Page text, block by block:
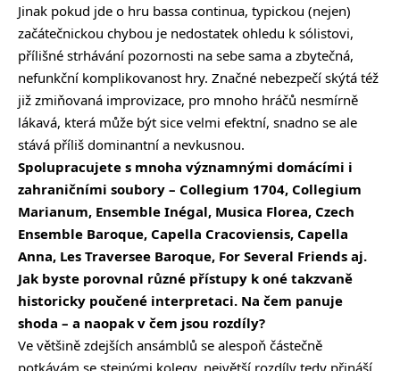
Jinak pokud jde o hru bassa continua, typickou (nejen)
začátečnickou chybou je nedostatek ohledu k sólistovi,
přílišné strhávání pozornosti na sebe sama a zbytečná,
nefunkční komplikovanost hry. Značné nebezpečí skýtá též
již zmiňovaná improvizace, pro mnoho hráčů nesmírně
lákavá, která může být sice velmi efektní, snadno se ale
stává příliš dominantní a nevkusnou.
Spolupracujete s mnoha významnými domácími i
zahraničními soubory – Collegium 1704, Collegium
Marianum, Ensemble Inégal, Musica Florea, Czech
Ensemble Baroque, Capella Cracoviensis, Capella
Anna, Les Traversee Baroque, For Several Friends aj.
Jak byste porovnal různé přístupy k oné takzvaně
historicky poučené interpretaci. Na čem panuje
shoda – a naopak v čem jsou rozdíly?
Ve většině zdejších ansámblů se alespoň částečně
potkávám se stejnými kolegy, největší rozdíly tedy přináší